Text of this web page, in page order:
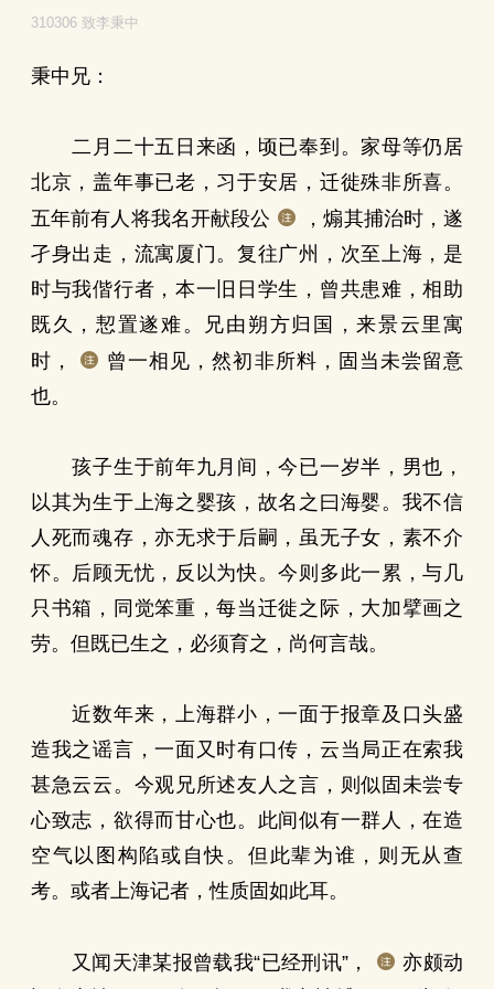
310306 致李秉中
秉中兄：
二月二十五日来函，顷已奉到。家母等仍居
北京，盖年事已老，习于安居，迁徙殊非所喜。
五年前有人将我名开献段公
，煽其捕治时，遂
孑身出走，流寓厦门。复往广州，次至上海，是
时与我偕行者，本一旧日学生，曾共患难，相助
既久，恝置遂难。兄由朔方归国，来景云里寓
时，
曾一相见，然初非所料，固当未尝留意
也。
孩子生于前年九月间，今已一岁半，男也，
以其为生于上海之婴孩，故名之曰海婴。我不信
人死而魂存，亦无求于后嗣，虽无子女，素不介
怀。后顾无忧，反以为快。今则多此一累，与几
只书箱，同觉笨重，每当迁徙之际，大加擘画之
劳。但既已生之，必须育之，尚何言哉。
近数年来，上海群小，一面于报章及口头盛
造我之谣言，一面又时有口传，云当局正在索我
甚急云云。今观兄所述友人之言，则似固未尝专
心致志，欲得而甘心也。此间似有一群人，在造
空气以图构陷或自快。但此辈为谁，则无从查
考。或者上海记者，性质固如此耳。
又闻天津某报曾载我“已经刑讯”，
亦颇动